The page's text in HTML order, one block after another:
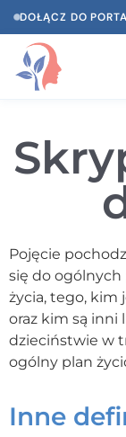
DOŁĄCZ DO
GabinetyNOWOŚĆ
Według specjalizacji
Diagnozy
Testy
Dawka wiedzy
Pojęcie
się do
życia, tego, kim
oraz kim są inni
dzieciństwie w
ogólny plan
Inne